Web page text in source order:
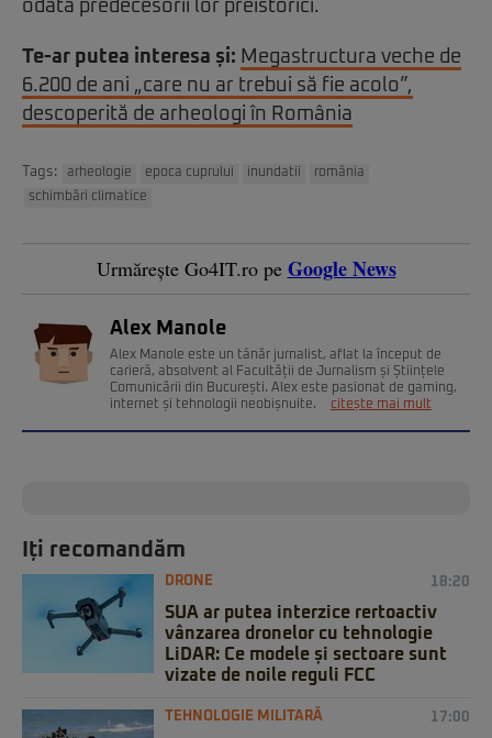
odată predecesorii lor preistorici.
Te-ar putea interesa și: Megastructura veche de
6.200 de ani „care nu ar trebui să fie acolo”,
descoperită de arheologi în România
Tags: arheologie epoca cuprului inundatii
românia
schimbări climatice
Urmărește Go4IT.ro pe Google News
Alex Manole
Alex Manole este un tânăr jurnalist, aflat la început de
carieră, absolvent al Facultății de Jurnalism și Științele
Comunicării din București. Alex este pasionat de gaming,
internet și tehnologii neobișnuite.
citește mai mult
Iți recomandăm
DRONE 18:20
SUA ar putea interzice rertoactiv
vânzarea dronelor cu tehnologie
LiDAR: Ce modele și sectoare sunt
vizate de noile reguli FCC
TEHNOLOGIE MILITARĂ 17:00